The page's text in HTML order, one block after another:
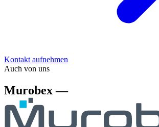
Kontakt aufnehmen
Auch von uns
Murobex —